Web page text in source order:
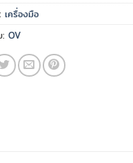
เครื่องมือ
OV